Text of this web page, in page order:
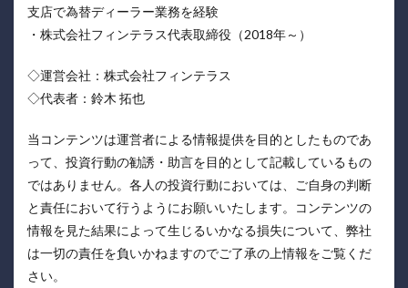
支店で為替ディーラー業務を経験
・株式会社フィンテラス代表取締役（2018年～）
◇運営会社：株式会社フィンテラス
◇代表者：鈴木 拓也
当コンテンツは運営者による情報提供を目的としたものであ
って、投資行動の勧誘・助言を目的として記載しているもの
ではありません。各人の投資行動においては、ご自身の判断
と責任において行うようにお願いいたします。コンテンツの
情報を見た結果によって生じるいかなる損失について、弊社
は一切の責任を負いかねますのでご了承の上情報をご覧くだ
さい。